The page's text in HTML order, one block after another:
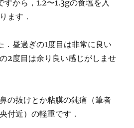
から，1.2〜1.3gの食塩を入
ます．
．昼過ぎの1度目は非常に良い
2度目は余り良い感じがしませ
の抜けとか粘膜の鈍痛（筆者
付近）の軽重です．